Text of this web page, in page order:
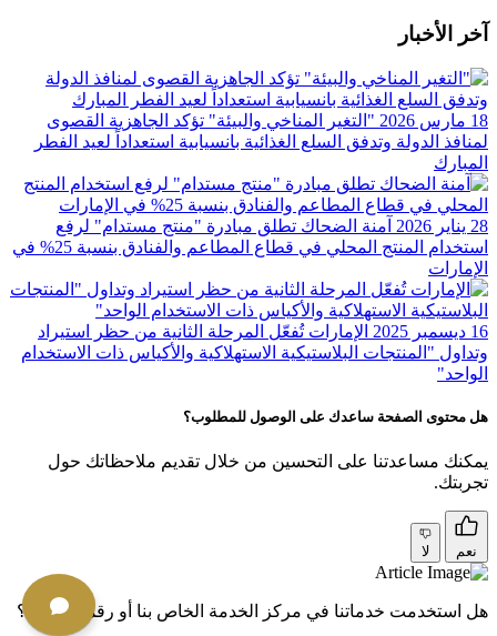
آخر الأخبار
18 مارس 2026
"التغير المناخي والبيئة" تؤكد الجاهزية القصوى
لمنافذ الدولة وتدفق السلع الغذائية بانسيابية استعداداً لعيد الفطر
المبارك
28 يناير 2026
آمنة الضحاك تطلق مبادرة "منتج مستدام" لرفع
استخدام المنتج المحلي في قطاع المطاعم والفنادق بنسبة 25%؜ في
الإمارات
16 ديسمبر 2025
الإمارات تُفعّل المرحلة الثانية من حظر استيراد
وتداول "المنتجات البلاستيكية الاستهلاكية والأكياس ذات الاستخدام
الواحد"
هل محتوى الصفحة ساعدك على الوصول للمطلوب؟
يمكنك مساعدتنا على التحسين من خلال تقديم ملاحظاتك حول
تجربتك.
نعم لا
هل استخدمت خدماتنا في مركز الخدمة الخاص بنا أو رقميًا مؤخرًا؟